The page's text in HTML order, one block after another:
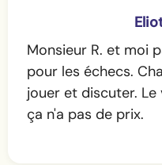
Monsieur R. et moi
pour les échecs.
jouer et discuter.
ça n'a pas de prix.